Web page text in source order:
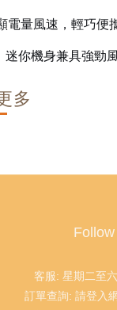
電量風速，輕巧便
迷你機身兼具強勁
多
客服: 星期二至
訂單查詢: 請登入